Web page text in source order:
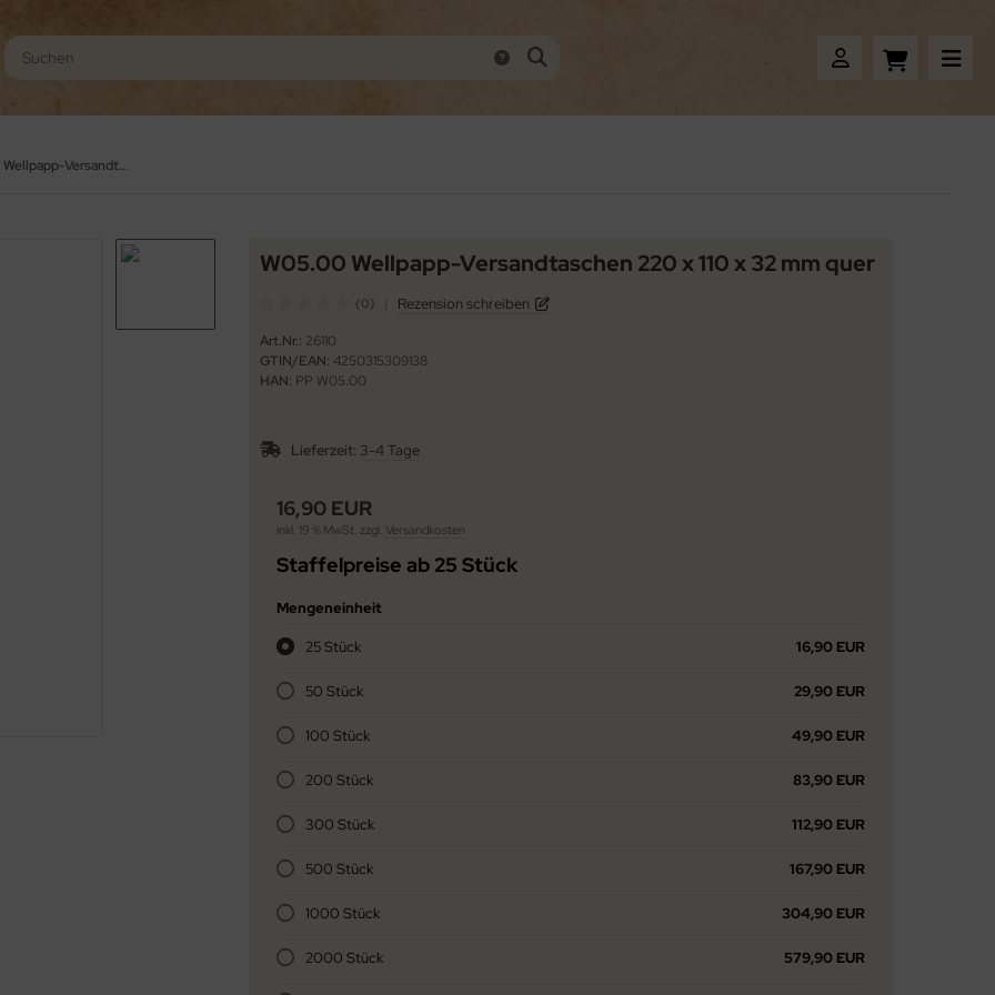
W05.00 Wellpapp-Versandtaschen 220 x 110 x 32 mm quer
W05.00 Wellpapp-Versandtaschen 220 x 110 x 32 mm quer
(0) Rezension schreiben
Art.Nr.: 26110
GTIN/EAN: 4250315309138
HAN: PP W05.00
Lieferzeit: 3-4 Tage
16,90 EUR
inkl. 19 % MwSt. zzgl. Versandkosten
Staffelpreise ab 25 Stück
Mengeneinheit
25 Stück 16,90 EUR
50 Stück 29,90 EUR
100 Stück 49,90 EUR
200 Stück 83,90 EUR
300 Stück 112,90 EUR
500 Stück 167,90 EUR
1000 Stück 304,90 EUR
2000 Stück 579,90 EUR